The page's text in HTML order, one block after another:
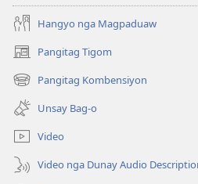
Hangyo nga Magpaduaw
Pangitag Tigom
(mo-
open
ug
bag-
ong
window)
Pangitag Kombensiyon
(mo-
open
ug
bag-
ong
window)
Unsay Bag-o
Video
Video nga Dunay Audio